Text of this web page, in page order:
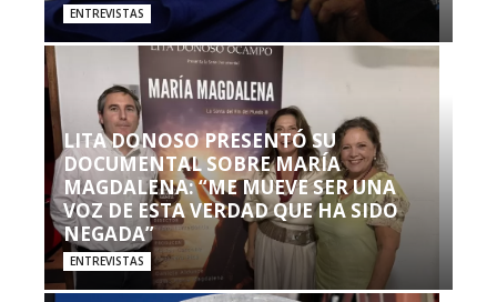
ENTREVISTAS
LITA DONOSO PRESENTÓ SU
DOCUMENTAL SOBRE MARÍA
MAGDALENA: “ME MUEVE SER UNA
VOZ DE ESTA VERDAD QUE HA SIDO
NEGADA”
ENTREVISTAS